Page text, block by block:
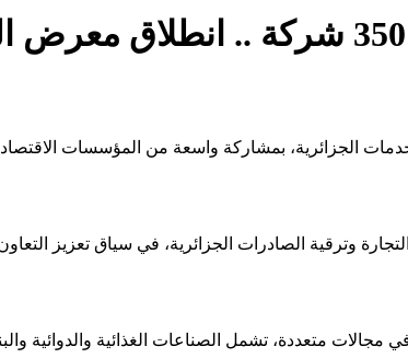
وترقية الصادرات الجزائرية، في سياق تعزيز
عمومية وخاصة، تنشط في مجالات متعددة، تشمل الصناعات